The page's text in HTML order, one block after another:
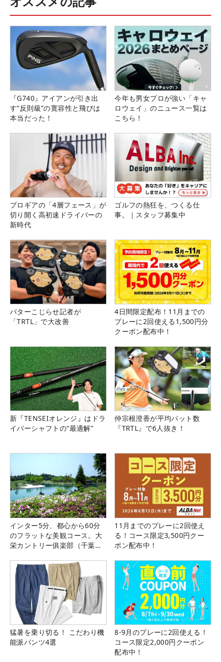
『G740』アイアンが引き出
す“反則級”の寛容性と飛びは
本当だった！
今年も男女プロが強い「キャ
ロウェイ」のニュース一覧は
こちら！
プロギアの「4層フェース」が
切り開く高初速ドライバーの
新時代
ゴルフの熱狂を、つくる仕
事。｜スタッフ募集中
パターこじらせ記者が
「TRTL」で大改善
4日間限定配布！11月までの
プレーに2回使える1,500円分
クーポン配布中！
新『TENSEIオレンジ』はドラ
イバーシャフトの“最適解”
仲宗根澄香が平均パット数
『TRTL』で6人抜き！
インター5分、都心から60分
のフラットな美観コース。大
栄カントリー俱楽部（千葉
11月までのプレーに2回使え
る！コース限定3,500円クー
ポン配布中！
猛暑を乗り切る！ こだわり機
能派パンツ4選
8-9月のプレーに2回使える！
コース限定2,000円クーポン
配布中！